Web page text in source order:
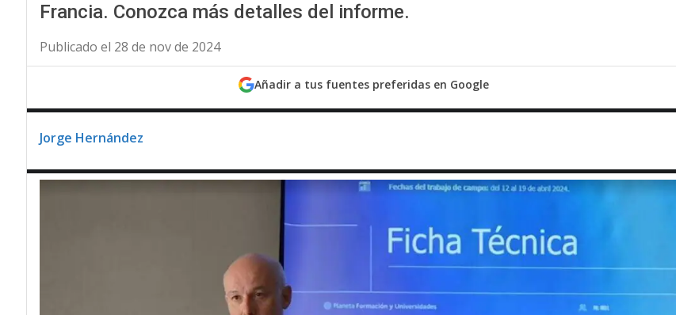
Francia. Conozca más detalles del informe.
Publicado el 28 de nov de 2024
Añadir a tus fuentes preferidas en Google
Jorge Hernández